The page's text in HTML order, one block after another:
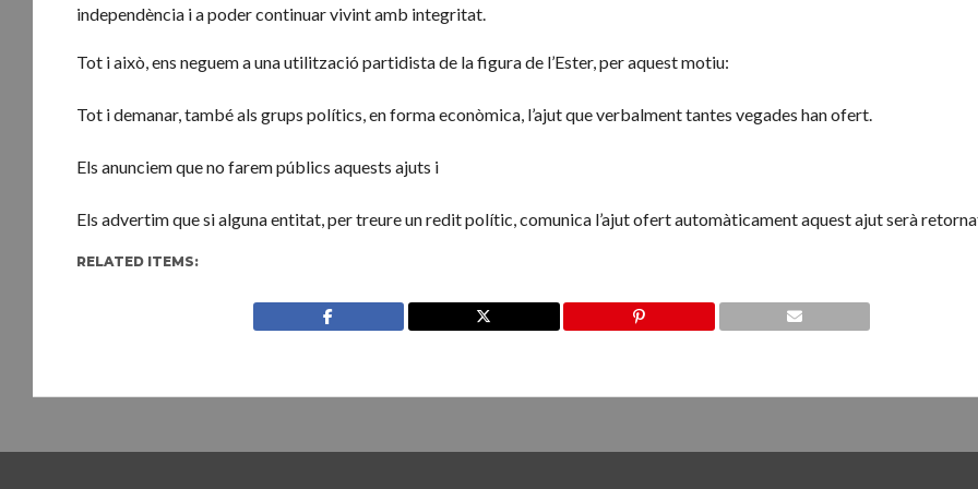
independència i a poder continuar vivint amb integritat.
Tot i això, ens neguem a una utilització partidista de la figura de l’Ester, per aquest motiu:
Tot i demanar, també als grups polítics, en forma econòmica, l’ajut que verbalment tantes vegades han ofert.
Els anunciem que no farem públics aquests ajuts i
Els advertim que si alguna entitat, per treure un redit polític, comunica l’ajut ofert automàticament aquest ajut serà
RELATED ITEMS: